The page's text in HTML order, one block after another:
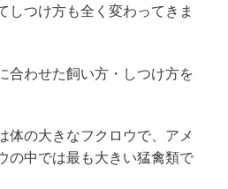
しつけ方も全く変わってきま
合わせた飼い方・しつけ方を
体の大きなフクロウで、アメ
の中では最も大きい猛禽類で